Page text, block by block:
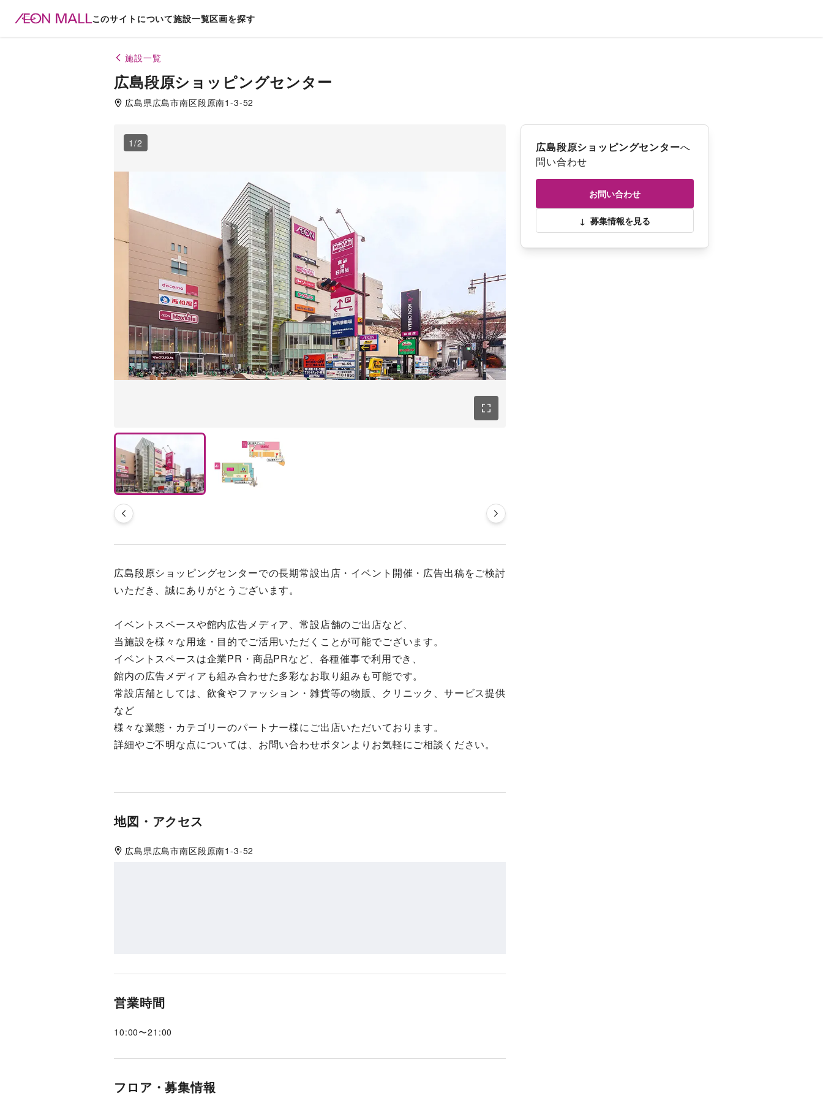
このサイトについて施設一覧区画を探す
施設一覧
広島段原ショッピングセンター
広島県広島市南区段原南1-3-52
1 /2
広島段原ショッピングセンターでの長期常設出店・イベント開催・広告出稿をご検討
いただき、誠にありがとうございます。
イベントスペースや館内広告メディア、常設店舗のご出店など、
当施設を様々な用途・目的でご活用いただくことが可能でございます。
イベントスペースは企業PR・商品PRなど、各種催事で利用でき、
館内の広告メディアも組み合わせた多彩なお取り組みも可能です。
常設店舗としては、飲食やファッション・雑貨等の物販、クリニック、サービス提供
など
様々な業態・カテゴリーのパートナー様にご出店いただいております。
詳細やご不明な点については、お問い合わせボタンよりお気軽にご相談ください。
地図・アクセス
広島県広島市南区段原南1-3-52
営業時間
10:00〜21:00
広島段原ショッピングセンターへ
問い合わせ
お問い合わせ
↓ 募集情報を見る
フロア・募集情報